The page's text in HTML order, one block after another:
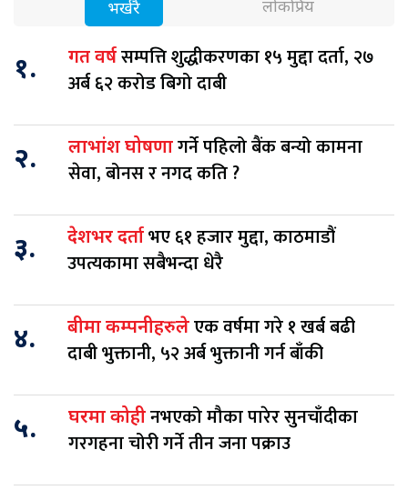
भर्खरै लोकप्रिय
१. गत वर्षसम्पत्ति शुद्धीकरणका १५ मुद्दा दर्ता, २७
अर्ब ६२ करोड बिगो दाबी
२. लाभांश घोषणागर्ने पहिलो बैंक बन्यो कामना
सेवा, बोनस र नगद कति ?
३. देशभर दर्ताभए ६१ हजार मुद्दा, काठमाडौं
उपत्यकामा सबैभन्दा धेरै
४. बीमा कम्पनीहरुलेएक वर्षमा गरे १ खर्ब बढी
दाबी भुक्तानी, ५२ अर्ब भुक्तानी गर्न बाँकी
५. घरमा कोहीनभएको मौका पारेर सुनचाँदीका
गरगहना चोरी गर्ने तीन जना पक्राउ